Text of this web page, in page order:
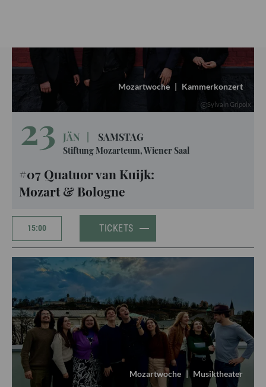
Mozartwoche | Kammerkonzert
Sylvain Gripoix
23 JÄN SAMSTAG
Stiftung Mozarteum, Wiener Saal
#07 Quatuor van Kuijk:
Mozart & Bologne
15:00 TICKETS
Mozartwoche | Musiktheater